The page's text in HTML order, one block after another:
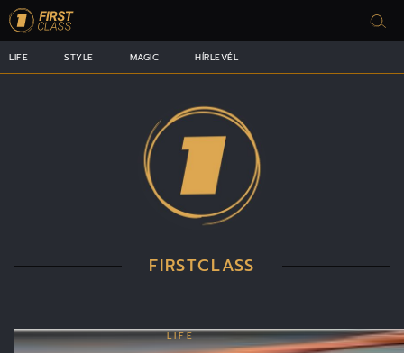
LIFE STYLE MAGIC HÍRLEVÉL
FIRSTCLASS
LIFE